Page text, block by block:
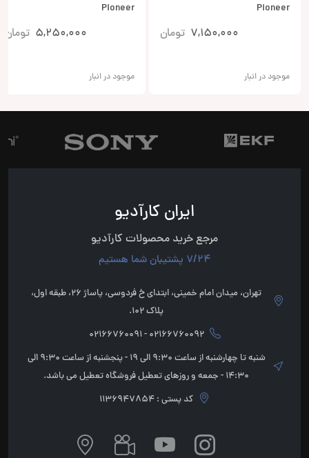
Pioneer
7,150,000 تومان
موجود در انبار
Pioneer
5,250,000 تومان
موجود در انبار
ایران کارآدیو
مرجع خرید محصولات کارآدیو
7/24 پشتیبان شما هستیم
تهران، میدان امام خمینی، ابتدای خ فردوسی، پاساژ 26، طبقه اول،
پلاک 102.
02166760092 - 02166760091
شنبه تا چهارشنبه از ساعت 9:30 الی 19 - پنجشنبه از ساعت 9:30 الی
14:30 - جمعه و روزهای تعطیل فروشگاه تعطیل می باشد.
کد پستی : 1136947854